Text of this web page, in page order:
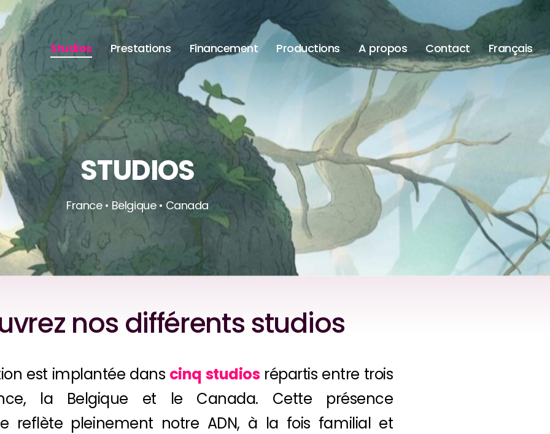
Studios Prestations Financement Productions A propos Contact Français
STUDIOS
France • Belgique • Canada
nos différents studios
est implantée dans cinq studiosrépartis entre trois
la Belgique et le Canada. Cette présence
reflète pleinement notre ADN, à la fois familial et